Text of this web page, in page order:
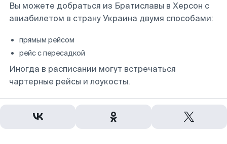
Вы можете добраться из Братиславы в Херсон с
авиабилетом в страну Украина двумя способами:
прямым рейсом
рейс с пересадкой
Иногда в расписании могут встречаться
чартерные рейсы и лоукосты.